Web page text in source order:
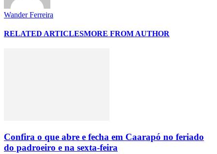
Wander Ferreira
RELATED ARTICLESMORE FROM AUTHOR
Confira o que abre e fecha em Caarapó no feriado
do padroeiro e na sexta-feira